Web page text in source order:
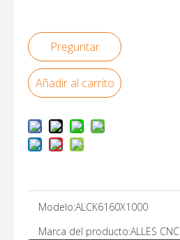
Preguntar
Añadir al carrito
Modelo:ALCK6160X1000
Marca del producto:ALLES CNC